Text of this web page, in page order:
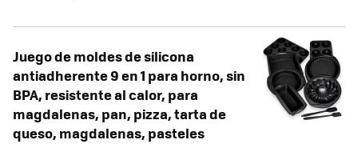
Juego de moldes de silicona
antiadherente 9 en 1 para horno, sin
BPA, resistente al calor, para
magdalenas, pan, pizza, tarta de
queso, magdalenas, pasteles